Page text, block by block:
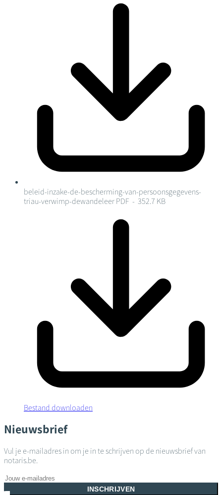
beleid-inzake-de-bescherming-van-persoonsgegevens-
triau-verwimp-dewandeleer PDF - 352.7 KB
Bestand downloaden
Nieuwsbrief
Vul je e-mailadres in om je in te schrijven op de nieuwsbrief van
notaris.be.
INSCHRIJVEN